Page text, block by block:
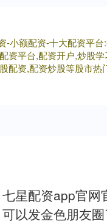
-小额配资-十大配资平
资平台,配资开户,炒股
配资,配资炒股等股市热
七星配资app官网
可以发金色朋友圈